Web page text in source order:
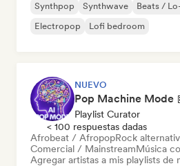
Synthpop Synthwave Beats /
Electropop
Lofi bedroom
NUEVO
Playlist Curator
< 100 respuestas dadas
Afrobeat / AfropopRock
Comercial / MainstreamMúsica
Agregar artistas a mis playlists de